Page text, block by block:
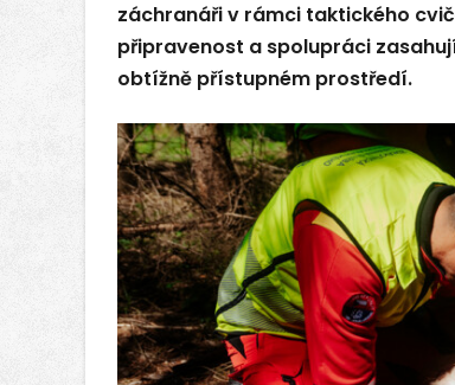
záchranáři v rámci taktického
připravenost a spolupráci
obtížně přístupném prostředí.